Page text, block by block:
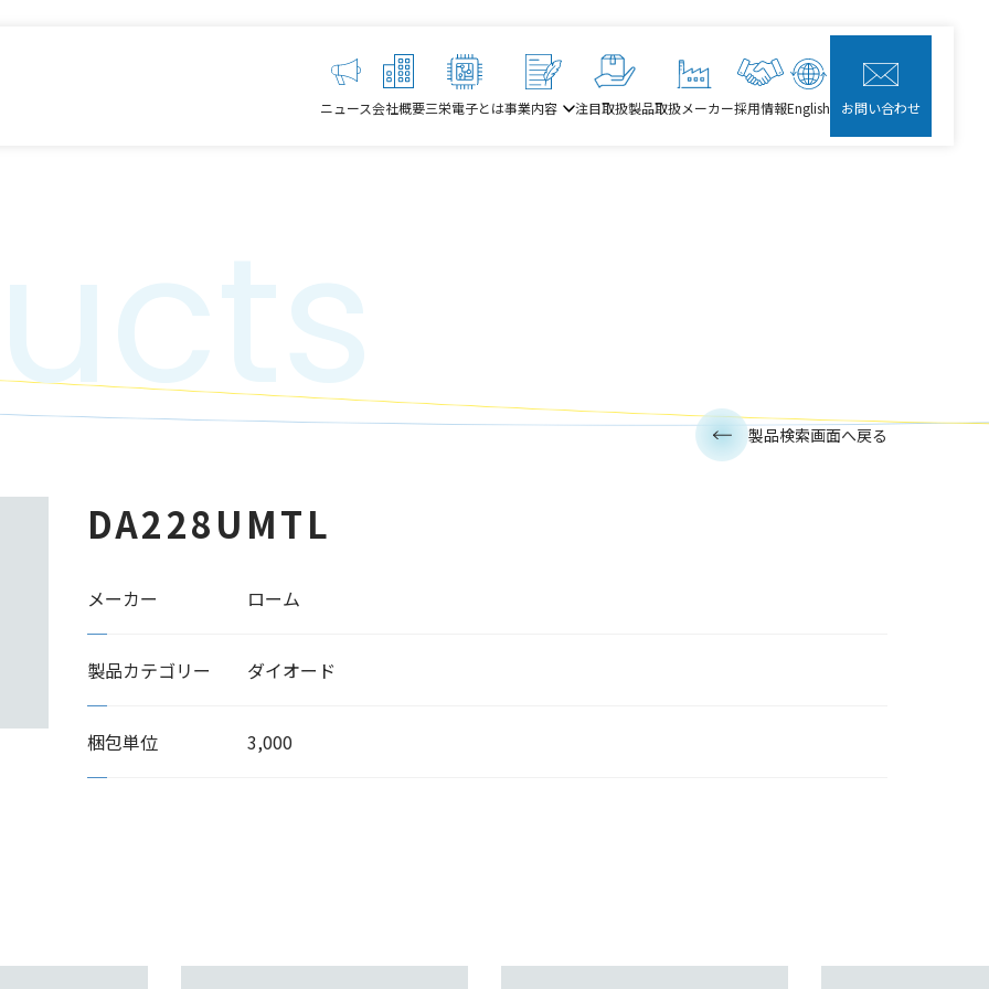
ニュース会社概要三栄電子とは事業内容 注目取扱製品取扱メーカー採用情報English お問い合わせ
DA228UMTL
メーカー ローム
製品カテゴリー ダイオード
梱包単位 3,000
製品検索画面へ戻る